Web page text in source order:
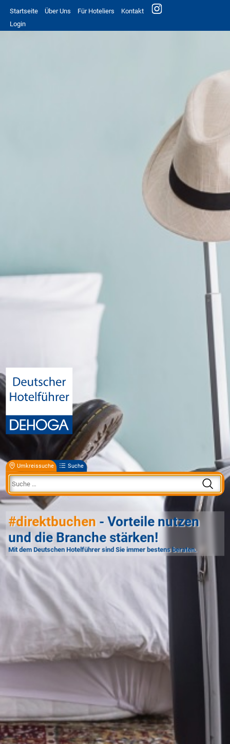
Startseite Über Uns Für Hoteliers
Kontakt
Login
Umkreissuche Suche
#direktbuchen - Vorteile nutzen
und die Branche stärken!
Mit dem Deutschen Hotelführer sind Sie immer bestens beraten.